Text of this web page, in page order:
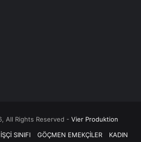
All Rights Reserved - Vier Produktion
İŞÇİ SINIFI GÖÇMEN EMEKÇİLER KADIN